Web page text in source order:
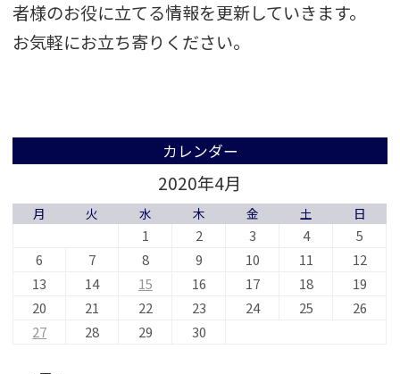
者様のお役に立てる情報を更新していきます。
お気軽にお立ち寄りください。
カレンダー
2020年4月
月 火 水 木 金 土 日
1 2 3 4
5
6
7 8 9 10 11
12
13
14 15 16 17 18
19
20
21 22 23 24 25
26
27
28 29 30